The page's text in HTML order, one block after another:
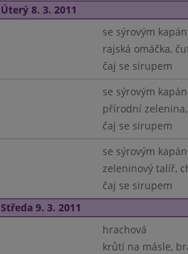
Úterý 8. 3. 2011
se sýrovým
rajská omáčka,
čaj se sirupem
se sýrovým
přírodní
čaj se sirupem
se sýrovým
zeleninový talíř,
čaj se sirupem
Středa 9. 3. 2011
hrachová
krůtí na másle,